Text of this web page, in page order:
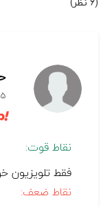
15
نقاط قوت:
فقط تلویزیون
نقاط ضعف: